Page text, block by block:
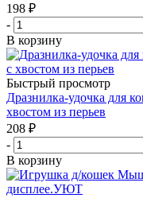
198 ₽
-
В корзину
Быстрый просмотр
Дразнилка-удочка
хвостом из перьев
208 ₽
-
В корзину